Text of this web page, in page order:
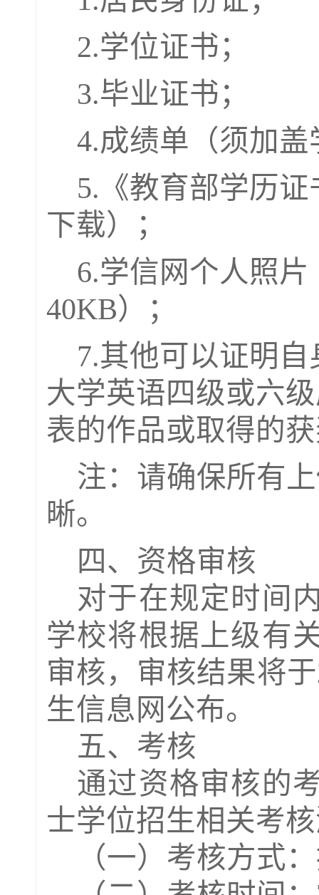
2.学位证书；
3.毕业证书；
4.成绩单（须加
5.《教育部学历
下载）
；
6.学信网个人照
40KB）
；
7.其他可以证明自
大学英语四级或六
表的作品或取得的
注： 请确保所有
晰。
四、资格审核
对于在规定时间
学校将根据上级有
审核，审核结果将于
生信息网公布。
五、考核
通过资格审核的
士学位招生相关考
（一）考核方式